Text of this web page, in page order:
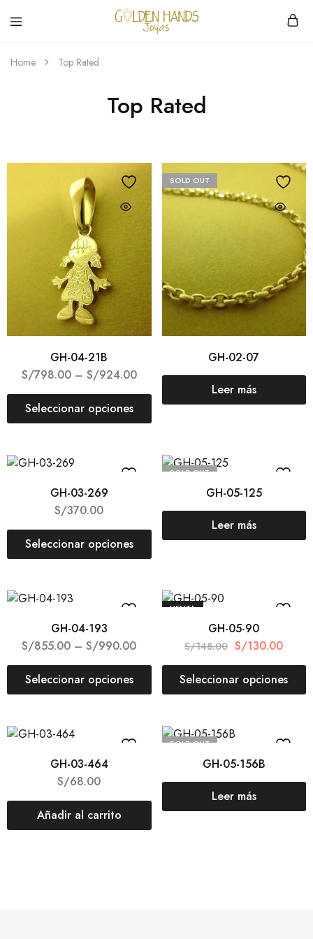
Joyas
hecha
Home Top Rated
Top Rated
GH-04-21B
S/798.00 – S/924.00
Seleccionar opciones
SOLD OUT
GH-02-07
Leer más
GH-03-269
S/370.00
Seleccionar opciones
SOLD OUT
GH-05-125
Leer más
GH-04-193
S/855.00 – S/990.00
Seleccionar opciones
VENTA
GH-05-90
S/148.00 S/130.00
Seleccionar opciones
GH-03-464
S/68.00
Añadir al carrito
SOLD OUT
GH-05-156B
Leer más